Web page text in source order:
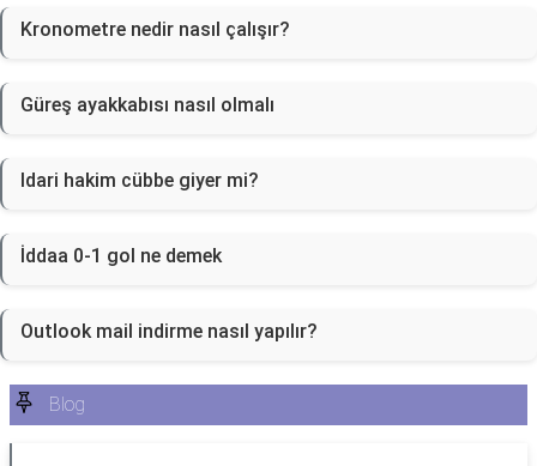
Kronometre nedir nasıl çalışır?
Güreş ayakkabısı nasıl olmalı
Idari hakim cübbe giyer mi?
İddaa 0-1 gol ne demek
Outlook mail indirme nasıl yapılır?
Blog